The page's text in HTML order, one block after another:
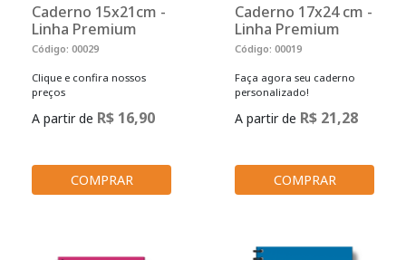
Caderno 15x21cm -
Linha Premium
Código: 00029
Clique e confira nossos
preços
A partir de R$ 16,90
COMPRAR
Caderno 17x24 cm -
Linha Premium
Código: 00019
Faça agora seu caderno
personalizado!
A partir de R$ 21,28
COMPRAR